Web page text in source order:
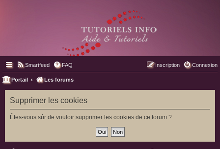
Smartfeed FAQ Connexion
Inscription
Portail Les forums
Supprimer les cookies
Êtes-vous sûr de vouloir supprimer les cookies de ce forum ?